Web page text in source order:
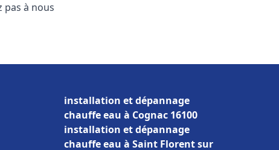
pas à nous
installation et dépannage
chauffe eau à Cognac 16100
installation et dépannage
chauffe eau à Saint Florent sur